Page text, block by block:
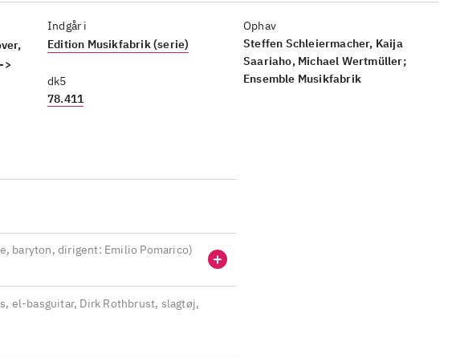
>
Indgår i
Edition Musikfabrik (serie)
dk5
78.411
Ophav
Steffen Schleiermacher, Kaija
Saariaho, Michael Wertmüller;
Ensemble Musikfabrik
baryton, dirigent: Emilio Pomarico)
el-basguitar, Dirk Rothbrust, slagtøj,